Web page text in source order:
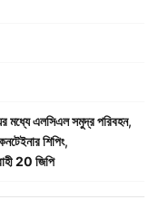
মধ্যে এলসিএল সমুদ্র পরিবহন,
শিপিং,
20 জিপি